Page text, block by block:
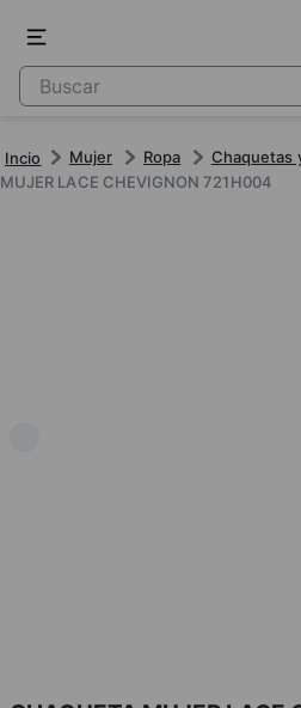
Mujer Ropa Chaquetas
MUJER LACE CHEVIGNON 721H004